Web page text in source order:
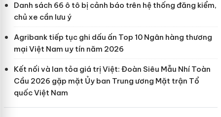
Danh sách 66 ô tô bị cảnh báo trên hệ thống đăng kiểm,
chủ xe cần lưu ý
Agribank tiếp tục ghi dấu ấn Top 10 Ngân hàng thương
mại Việt Nam uy tín năm 2026
Kết nối và lan tỏa giá trị Việt: Đoàn Siêu Mẫu Nhí Toàn
Cầu 2026 gặp mặt Ủy ban Trung ương Mặt trận Tổ
quốc Việt Nam